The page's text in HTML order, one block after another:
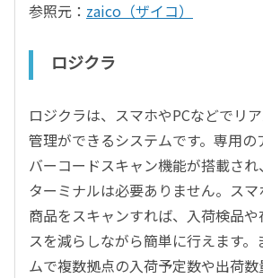
参照元： zaico（ザイコ）
ロジクラ
ロジクラは、スマホやPCなどでリ
管理ができるシステムです。専用の
バーコードスキャン機能が搭載され
ターミナルは必要ありません。ス
商品をスキャンすれば、入荷検品
スを減らしながら簡単に行えます。
ムで複数拠点の入荷予定数や出荷